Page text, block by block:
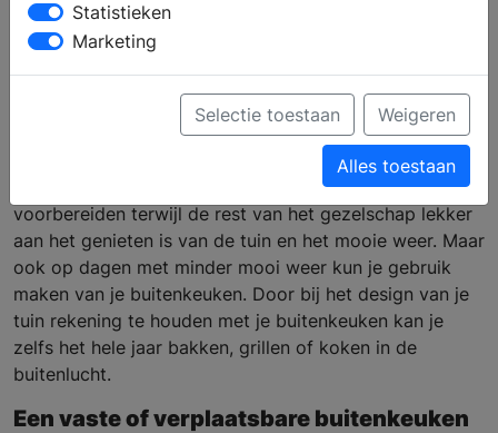
Optimaal gebruik maken
van je buitenkeuken
Buiten koken is niet meer weg te denken uit ons leven.
Tijdens warme zomerdagen op je gemakje het eten
voorbereiden terwijl de rest van het gezelschap lekker
aan het genieten is van de tuin en het mooie weer. Maar
ook op dagen met minder mooi weer kun je gebruik
maken van je buitenkeuken. Door bij het design van je
tuin rekening te houden met je buitenkeuken kan je
zelfs het hele jaar bakken, grillen of koken in de
buitenlucht.
Een vaste of verplaatsbare buitenkeuken
Statistieken
Marketing
Selectie toestaan Weigeren
Alles toestaan